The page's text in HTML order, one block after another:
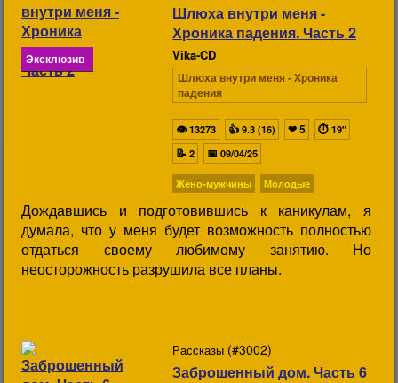
Эксклюзив
Шлюха внутри меня -
Хроника падения. Часть 2
Vika-CD
Шлюха внутри меня - Хроника
падения
Дождавшись и подготовившись к каникулам, я
думала, что у меня будет возможность полностью
отдаться своему любимому занятию. Но
неосторожность разрушила все планы.
👁13273 👍 9.3 (16) ❤5 ⏱ 19"
📝 2 📅 09/04/25
Жено-мужчины Молодые
Рассказы (#3002)
Заброшенный дом. Часть 6